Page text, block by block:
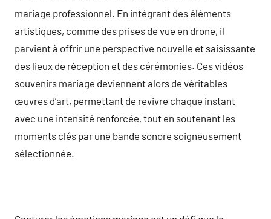
mariage professionnel. En intégrant des éléments
artistiques, comme des prises de vue en drone, il
parvient à offrir une perspective nouvelle et saisissante
des lieux de réception et des cérémonies. Ces vidéos
souvenirs mariage deviennent alors de véritables
œuvres d’art, permettant de revivre chaque instant
avec une intensité renforcée, tout en soutenant les
moments clés par une bande sonore soigneusement
sélectionnée.